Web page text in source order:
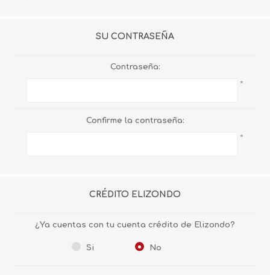
SU CONTRASEÑA
Contraseña:
*
Confirme la contraseña:
*
CRÉDITO ELIZONDO
¿Ya cuentas con tu cuenta crédito de Elizondo?
Si No